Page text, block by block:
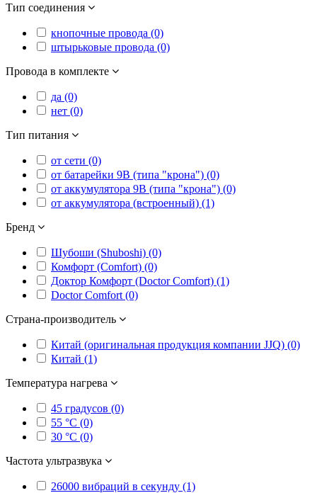
Тип соединения
кнопочные провода (0)
штырьковые провода (0)
Провода в комплекте
да (0)
нет (0)
Тип питания
от сети (0)
от батарейки 9В (типа "крона") (0)
от аккумулятора 9В (типа "крона") (0)
от аккумулятора (встроенный) (1)
Бренд
Шубоши (Shuboshi) (0)
Комфорт (Comfort) (0)
Доктор Комфорт (Doctor Comfort) (1)
Doctor Comfort (0)
Страна-производитель
Китай (оригинальная продукция компании JJQ) (0)
Китай (1)
Температура нагрева
45 градусов (0)
55 °C (0)
30 °C (0)
Частота ультразвука
26000 вибраций в секунду (1)